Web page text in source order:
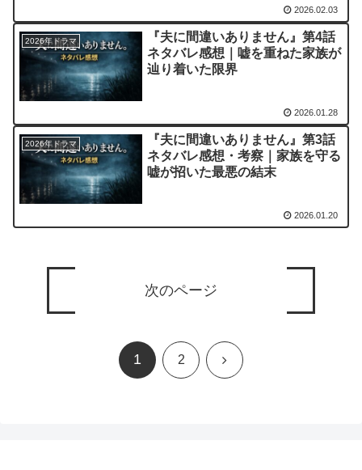
2026.02.03
2026年ドラマ
『夫に間違いありません』第4話
ネタバレ感想｜嘘を重ねた家族が
辿り着いた限界
2026.01.28
2026年ドラマ
『夫に間違いありません』第3話
ネタバレ感想・考察｜家族を守る
嘘が招いた最悪の結末
2026.01.20
次のページ
1 2 次